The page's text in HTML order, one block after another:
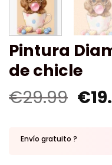
Pintura
de chicle
€29.99 €
Envío gratuito ?